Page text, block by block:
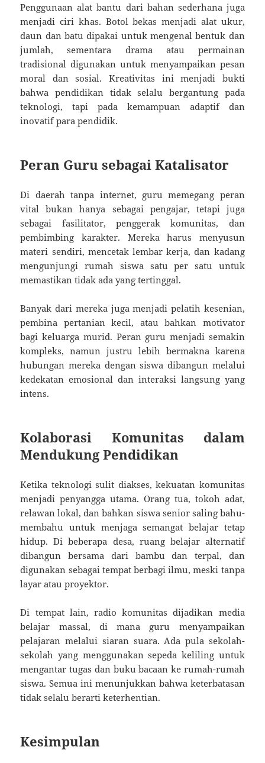
Penggunaan alat bantu dari bahan sederhana juga
menjadi ciri khas. Botol bekas menjadi alat ukur,
daun dan batu dipakai untuk mengenal bentuk dan
jumlah, sementara drama atau permainan
tradisional digunakan untuk menyampaikan pesan
moral dan sosial. Kreativitas ini menjadi bukti
bahwa pendidikan tidak selalu bergantung pada
teknologi, tapi pada kemampuan adaptif dan
inovatif para pendidik.
Peran Guru sebagai Katalisator
Di daerah tanpa internet, guru memegang peran
vital bukan hanya sebagai pengajar, tetapi juga
sebagai fasilitator, penggerak komunitas, dan
pembimbing karakter. Mereka harus menyusun
materi sendiri, mencetak lembar kerja, dan kadang
mengunjungi rumah siswa satu per satu untuk
memastikan tidak ada yang tertinggal.
Banyak dari mereka juga menjadi pelatih kesenian,
pembina pertanian kecil, atau bahkan motivator
bagi keluarga murid. Peran guru menjadi semakin
kompleks, namun justru lebih bermakna karena
hubungan mereka dengan siswa dibangun melalui
kedekatan emosional dan interaksi langsung yang
intens.
Kolaborasi Komunitas dalam
Mendukung Pendidikan
Ketika teknologi sulit diakses, kekuatan komunitas
menjadi penyangga utama. Orang tua, tokoh adat,
relawan lokal, dan bahkan siswa senior saling bahu-
membahu untuk menjaga semangat belajar tetap
hidup. Di beberapa desa, ruang belajar alternatif
dibangun bersama dari bambu dan terpal, dan
digunakan sebagai tempat berbagi ilmu, meski tanpa
layar atau proyektor.
Di tempat lain, radio komunitas dijadikan media
belajar massal, di mana guru menyampaikan
pelajaran melalui siaran suara. Ada pula sekolah-
sekolah yang menggunakan sepeda keliling untuk
mengantar tugas dan buku bacaan ke rumah-rumah
siswa. Semua ini menunjukkan bahwa keterbatasan
tidak selalu berarti keterhentian.
Kesimpulan